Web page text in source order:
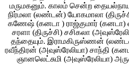
மருமகனும். காலம் சென்ற
நிர்மலா (லண்டன்) யோகமாலா
கணேஷ் (கனடா ) ராஜ்குமார் (கனடா)
சரளா (திருச்சி) சசிகலா
தந்தையும். இராமகிருஸ்ணன்
ரவீந்திரன் (அவுஸ்ரேலியா) சாந்தி
ஞானலெட்சுமி (அவுஸ்ரேலியா)